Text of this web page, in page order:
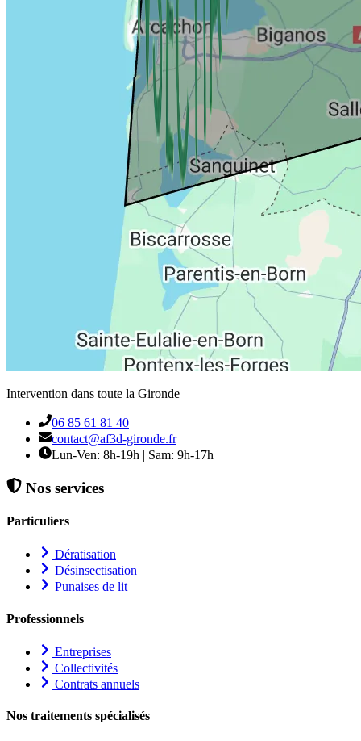
Intervention dans toute la Gironde
06 85 61 81 40
contact@af3d-gironde.fr
Lun-Ven: 8h-19h | Sam: 9h-17h
Nos services
Particuliers
Dératisation
Désinsectisation
Punaises de lit
Professionnels
Entreprises
Collectivités
Contrats annuels
Nos traitements spécialisés